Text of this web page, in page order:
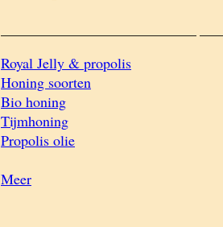
Royal Jelly & propolis
Honing soorten
Bio honing
Tijmhoning
Propolis olie
Meer